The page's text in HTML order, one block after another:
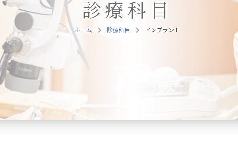
診療科目
ホーム 診療科目 インプラント